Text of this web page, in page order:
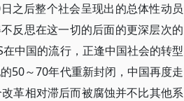
之后整个社会呈现出的总体性动员
反思在这一切的后面的更深层次的
中国的流行，正逢中国社会的转型
50～70年代重新封闭，中国再度走
革相对滞后而被腐蚀并不比其他系